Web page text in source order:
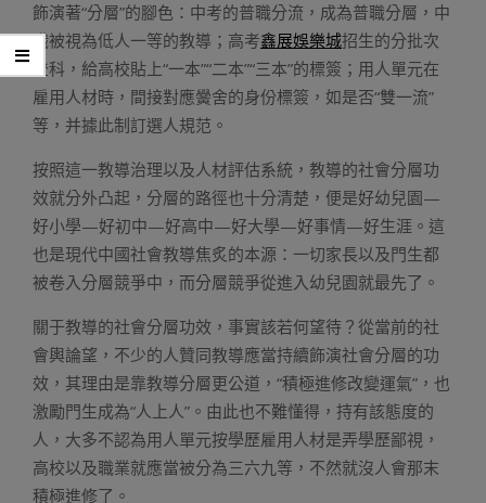
飾演著“分層”的腳色：中考的普職分流，成為普職分層，中
職被視為低人一等的教導；高考鑫展娛樂城招生的分批次
登科，給高校貼上“一本”“二本”“三本”的標簽；用人單元在
雇用人材時，間接對應黌舍的身份標簽，如是否“雙一流”
等，并據此制訂選人規范。
按照這一教導治理以及人材評估系統，教導的社會分層功
效就分外凸起，分層的路徑也十分清楚，便是好幼兒園—
好小學—好初中—好高中—好大學—好事情—好生涯。這
也是現代中國社會教導焦炙的本源：一切家長以及門生都
被卷入分層競爭中，而分層競爭從進入幼兒園就最先了。
關于教導的社會分層功效，事實該若何望待？從當前的社
會輿論望，不少的人贊同教導應當持續飾演社會分層的功
效，其理由是靠教導分層更公道，“積極進修改變運氣”，也
激勵門生成為“人上人”。由此也不難懂得，持有該態度的
人，大多不認為用人單元按學歷雇用人材是弄學歷鄙視，
高校以及職業就應當被分為三六九等，不然就沒人會那末
積極進修了。